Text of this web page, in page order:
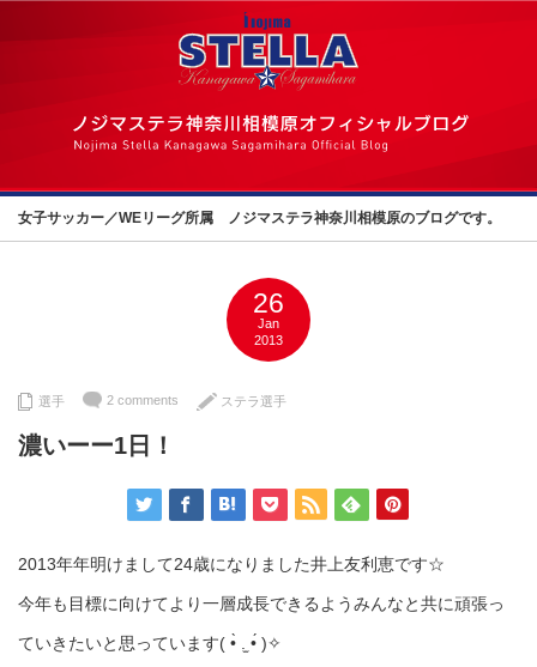
女子サッカー／WEリーグ所属 ノジマステラ神奈川相模原のブログです。
26
Jan
2013
選手 2 comments ステラ選手
濃いーー1日！
2013年年明けまして24歳になりました井上友利恵です☆
今年も目標に向けてより一層成長できるようみんなと共に頑張っ
ていきたいと思っています( •̀ .̫ •́ )✧